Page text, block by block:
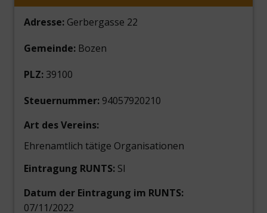
Adresse: Gerbergasse 22
Gemeinde: Bozen
PLZ: 39100
Steuernummer: 94057920210
Art des Vereins:
Ehrenamtlich tätige Organisationen
Eintragung RUNTS: SI
Datum der Eintragung im RUNTS:
07/11/2022